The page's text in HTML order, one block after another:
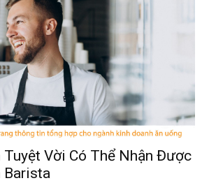
Vời Có Thể Nhận Được
Barista